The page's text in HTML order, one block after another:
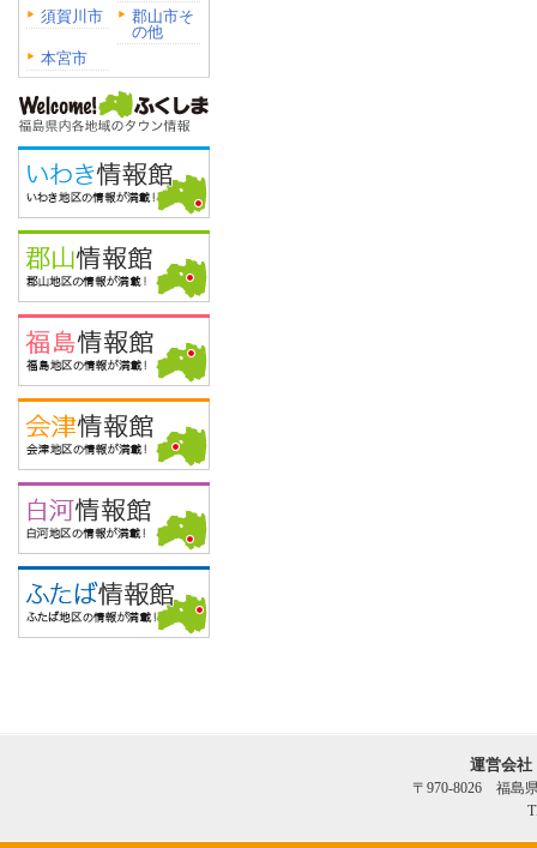
須賀川市
郡山市そ
の他
本宮市
運営会
〒970-8026 福島